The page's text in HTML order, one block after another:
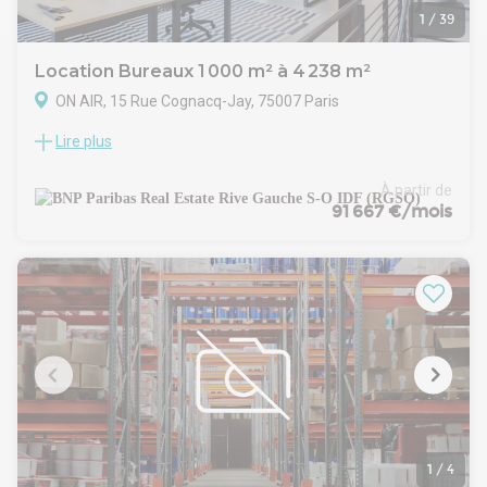
1 / 39
Location Bureaux 1 000 m² à 4 238 m²
ON AIR, 15 Rue Cognacq-Jay, 75007 Paris
Au cœur du 7ème arrondissement, et à quelques pas du
indépendant d'environ 4500m², entièrement restructuré
avec un projet architectural ambitieux.
nombreux services et aménagements dédiés au confort. De
nombreuses terrasses viendront agrémenter l'immeuble.
Un immeuble iconique à l’histoire incomparable.
Construit sur le site du premier parc d’attractions parisien, il
héberge un temps un immense dancing avant d’être
réquisitionné sous l’occupation. Les Allemands y installent les
studios de télévision Fernsehsender pour distraire leurs
soldats
hospitalisés. Ces mêmes studios deviennent dès la
Libération ceux de la RTF, puis de l’ORTF. Plus connus sous
Lire plus
À partir de
91 667 €/mois
1 / 4